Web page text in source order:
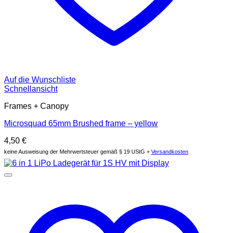
Auf die Wunschliste
Schnellansicht
Frames + Canopy
Microsquad 65mm Brushed frame – yellow
4,50 €
keine Ausweisung der Mehrwertsteuer gemäß § 19 UStG + Versandkosten